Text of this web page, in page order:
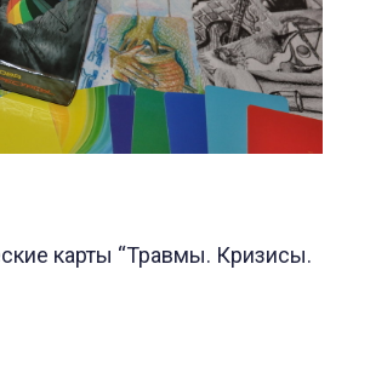
карты “Травмы. Кризисы.